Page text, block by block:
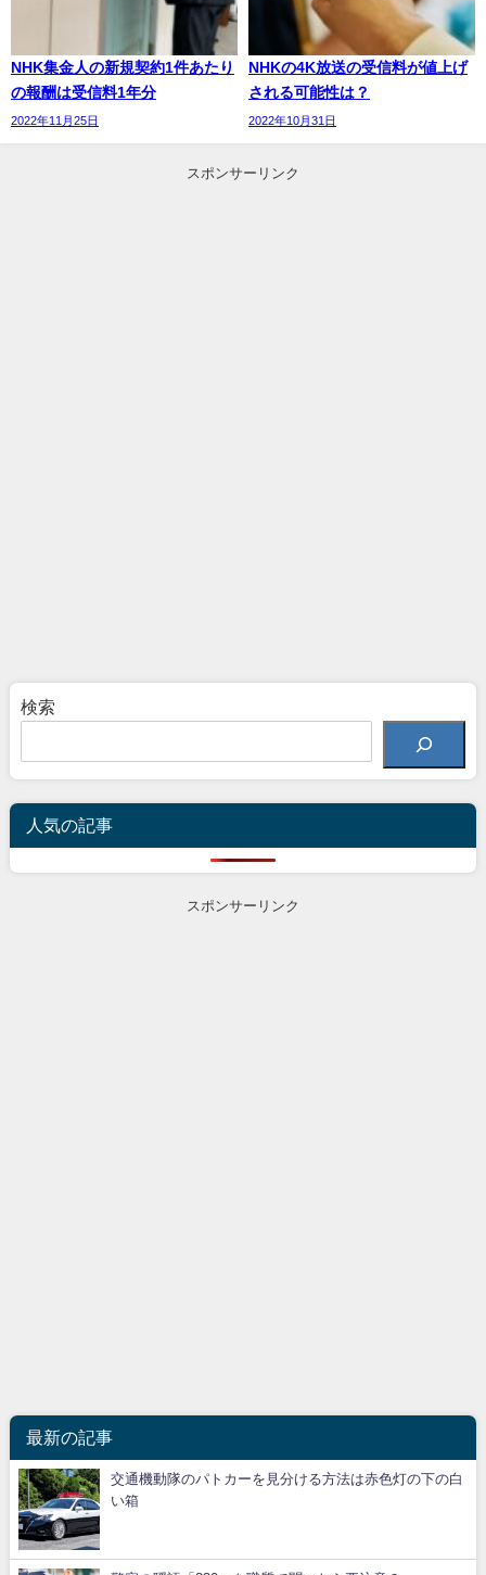
NHK集金人の新規契約1件あたり
の報酬は受信料1年分
2022年11月25日
NHKの4K放送の受信料が値上げ
される可能性は？
2022年10月31日
スポンサーリンク
検索
人気の記事
スポンサーリンク
最新の記事
交通機動隊のパトカーを見分ける方法は赤色灯の下の白
い箱